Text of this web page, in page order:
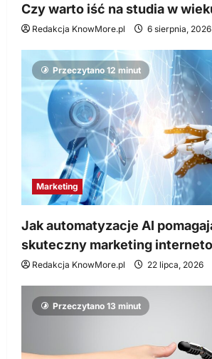
Czy warto iść na studia w
Redakcja KnowMore.pl 6 sierpnia, 2026
Przeczytano 12 minut
Marketing
Jak automatyzacje AI
skuteczny marketing
Redakcja KnowMore.pl 22 lipca, 2026
Przeczytano 13 minut